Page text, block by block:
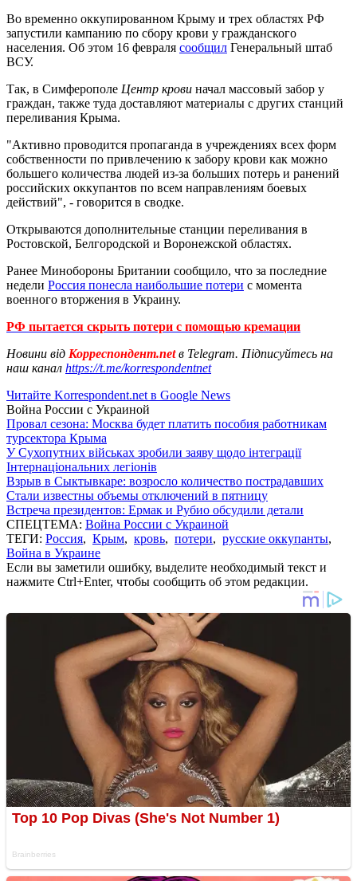
Во временно оккупированном Крыму и трех областях РФ
запустили кампанию по сбору крови у гражданского
населения. Об этом 16 февраля сообщил Генеральный штаб
ВСУ.
Так, в Симферополе Центр крови начал массовый забор у
граждан, также туда доставляют материалы с других станций
переливания Крыма.
"Активно проводится пропаганда в учреждениях всех форм
собственности по привлечению к забору крови как можно
большего количества людей из-за больших потерь и ранений
российских оккупантов по всем направлениям боевых
действий", - говорится в сводке.
Открываются дополнительные станции переливания в
Ростовской, Белгородской и Воронежской областях.
Ранее Минобороны Британии сообщило, что за последние
недели Россия понесла наибольшие потери с момента
военного вторжения в Украину.
РФ пытается скрыть потери с помощью кремации
Новини від Корреспондент.netв Telegram. Підписуйтесь на
наш канал https://t.me/korrespondentnet
Читайте Korrespondent.net в Google News
Война России с Украиной
Провал сезона: Москва будет платить пособия работникам
турсектора Крыма
У Сухопутних військах зробили заяву щодо інтеграції
Інтернаціональних легіонів
Взрыв в Сыктывкаре: возросло количество пострадавших
Стали известны объемы отключений в пятницу
Встреча президентов: Ермак и Рубио обсудили детали
СПЕЦТЕМА: Война России с Украиной
ТЕГИ: Россия, Крым, кровь, потери, русские оккупанты,
Война в Украине
Если вы заметили ошибку, выделите необходимый текст и
нажмите Ctrl+Enter, чтобы сообщить об этом редакции.